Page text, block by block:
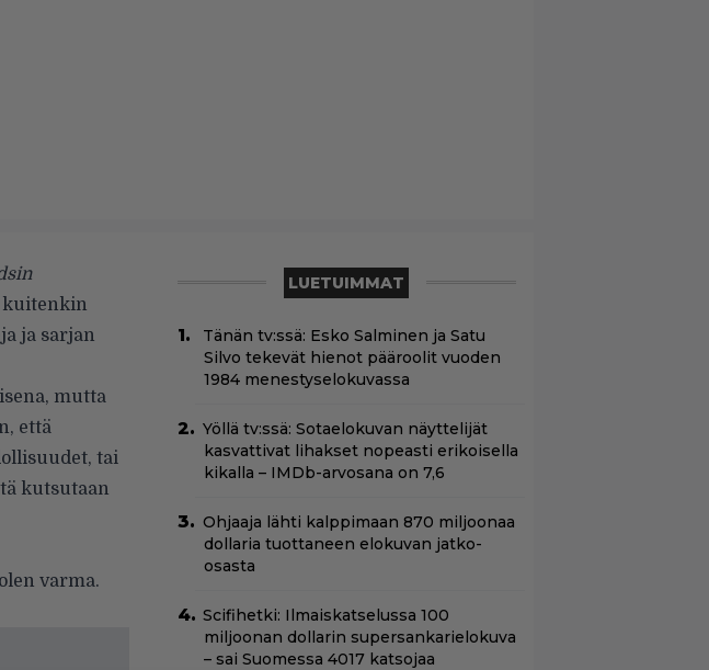
kuitenkin
ja sarjan
mutta
että
tai
kutsutaan
varma.
LUETUIMMAT
Tänän tv:ssä: Esko Salminen ja Satu
Silvo tekevät hienot pääroolit vuoden
1984 menestyselokuvassa
Yöllä tv:ssä: Sotaelokuvan näyttelijät
kasvattivat lihakset nopeasti erikoisella
kikalla – IMDb-arvosana on 7,6
Ohjaaja lähti kalppimaan 870 miljoonaa
dollaria tuottaneen elokuvan jatko-
osasta
Scifihetki: Ilmaiskatselussa 100
miljoonan dollarin supersankarielokuva
– sai Suomessa 4017 katsojaa